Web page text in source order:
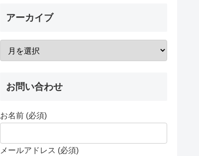
アーカイブ
お問い合わせ
お名前 (必須)
メールアドレス (必須)